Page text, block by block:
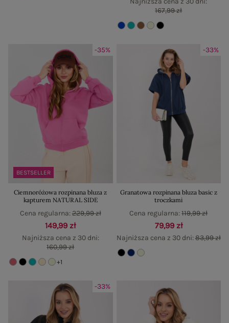
167,99 zł
BESTSELLER
-35%
Ciemnoróżowa rozpinana bluza z
kapturem NATURAL SIDE
149,99 zł
Najniższa cena z 30 dni:
160,99 zł
Cena regularna:229,99 zł
+1
-33%
Granatowa rozpinana bluza basic z
troczkami
79,99 zł
Najniższa cena z 30 dni:83,99 zł
Cena regularna:119,99 zł
-33%